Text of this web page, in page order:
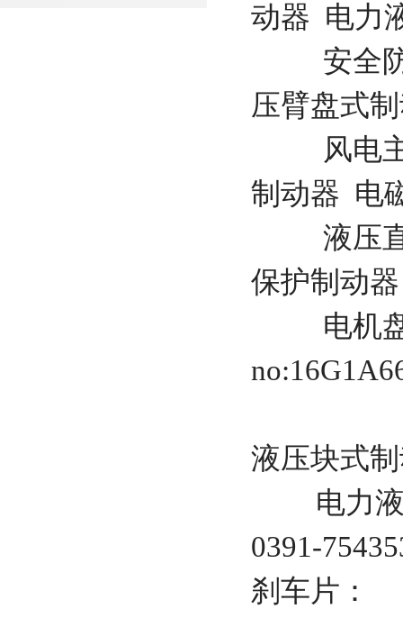
动器 电力
安全防
压臂盘式
风电主
制动器 电
液压直
保护制动
电机盘
液压块式
电力液
0391-
刹车片：